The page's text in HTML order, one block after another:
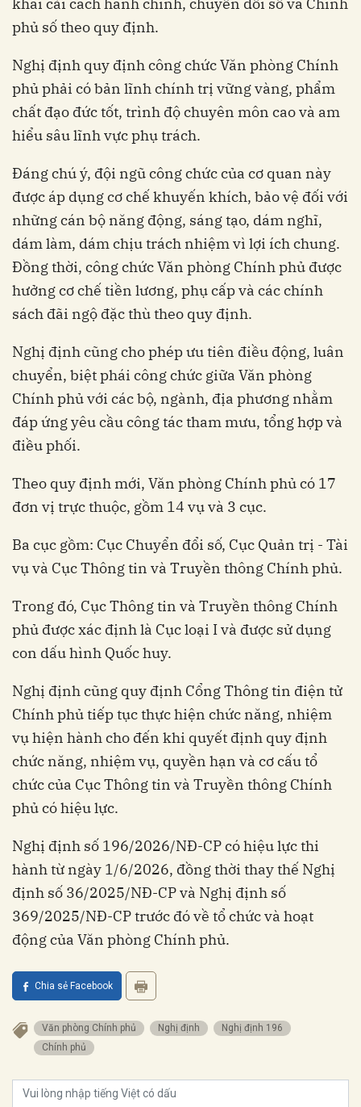
phủ số theo quy định.
Nghị định quy định công chức Văn phòng Chính
phủ phải có bản lĩnh chính trị vững vàng, phẩm
chất đạo đức tốt, trình độ chuyên môn cao và am
hiểu sâu lĩnh vực phụ trách.
Đáng chú ý, đội ngũ công chức của cơ quan này
được áp dụng cơ chế khuyến khích, bảo vệ đối với
những cán bộ năng động, sáng tạo, dám nghĩ,
dám làm, dám chịu trách nhiệm vì lợi ích chung.
Đồng thời, công chức Văn phòng Chính phủ được
hưởng cơ chế tiền lương, phụ cấp và các chính
sách đãi ngộ đặc thù theo quy định.
Nghị định cũng cho phép ưu tiên điều động, luân
chuyển, biệt phái công chức giữa Văn phòng
Chính phủ với các bộ, ngành, địa phương nhằm
đáp ứng yêu cầu công tác tham mưu, tổng hợp và
điều phối.
Theo quy định mới, Văn phòng Chính phủ có 17
đơn vị trực thuộc, gồm 14 vụ và 3 cục.
Ba cục gồm: Cục Chuyển đổi số, Cục Quản trị - Tài
vụ và Cục Thông tin và Truyền thông Chính phủ.
Trong đó, Cục Thông tin và Truyền thông Chính
phủ được xác định là Cục loại I và được sử dụng
con dấu hình Quốc huy.
Nghị định cũng quy định Cổng Thông tin điện tử
Chính phủ tiếp tục thực hiện chức năng, nhiệm
vụ hiện hành cho đến khi quyết định quy định
chức năng, nhiệm vụ, quyền hạn và cơ cấu tổ
chức của Cục Thông tin và Truyền thông Chính
phủ có hiệu lực.
Nghị định số 196/2026/NĐ-CP có hiệu lực thi
hành từ ngày 1/6/2026, đồng thời thay thế Nghị
định số 36/2025/NĐ-CP và Nghị định số
369/2025/NĐ-CP trước đó về tổ chức và hoạt
động của Văn phòng Chính phủ.
Chia sẻ Facebook
Văn phòng Chính phủ Nghị định
Nghị định 196
Chính phủ